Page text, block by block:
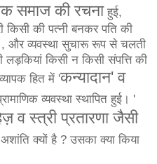
समाज की रचनाहुई,
किसी की पत्नी बनकर पति की
, और व्यवस्था सुचारू रूप से चलती
लड़कियां किसी न किसी संपत्ति की
हित में 'कन्यादान'व
व्यवस्था स्थापित हुई। '
व स्त्री प्रतारणा जैसी
क्यों है ? उसका क्या किया